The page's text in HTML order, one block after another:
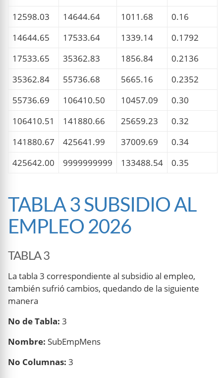
12598.03
14644.64 1011.68
0.16
14644.65
17533.64 1339.14
0.1792
17533.65
35362.83 1856.84
0.2136
35362.84
55736.68 5665.16
0.2352
55736.69
106410.50 10457.09
0.30
106410.51
141880.66 25659.23
0.32
141880.67
425641.99 37009.69
0.34
425642.00
9999999999 133488.54 0.35
TABLA 3 SUBSIDIO AL
EMPLEO 2026
TABLA 3
La tabla 3 correspondiente al subsidio al empleo,
también sufrió cambios, quedando de la siguiente
manera
No de Tabla: 3
Nombre: SubEmpMens
No Columnas: 3